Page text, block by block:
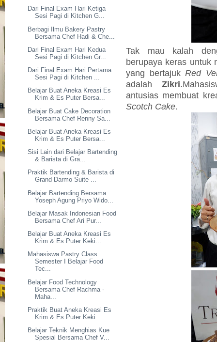
Dari Final Exam Hari Ketiga
Sesi Pagi di Kitchen G...
Berbagi Ilmu Bakery Pastry
Bersama Chef Hadi & Che...
Dari Final Exam Hari Kedua
Sesi Pagi di Kitchen Gr...
Dari Final Exam Hari Pertama
Sesi Pagi di Kitchen ...
Belajar Buat Aneka Kreasi Es
Krim & Es Puter Bersa...
Belajar Buat Cake Decoration
Bersama Chef Renny Sa...
Belajar Buat Aneka Kreasi Es
Krim & Es Puter Bersa...
Sisi Lain dari Belajar Bartending
& Barista di Gra...
Praktik Bartending & Barista di
Grand Darmo Suite ...
Belajar Bartending Bersama
Yoseph Agung Priyo Wido...
Belajar Masak Indonesian Food
Bersama Chef Ari Pur...
Belajar Buat Aneka Kreasi Es
Krim & Es Puter Keki...
Mahasiswa Pastry Class
Semester I Belajar Food
Tec...
Belajar Food Technology
Bersama Chef Rachma -
Maha...
Praktik Buat Aneka Kreasi Es
Krim & Es Puter Keki...
Belajar Teknik Menghias Kue
Spesial Bersama Chef V...
Tak mau kalah
berupaya keras untuk
yang bertajukRed
adalah Zikri
antusias membuat
Scotch Cake.